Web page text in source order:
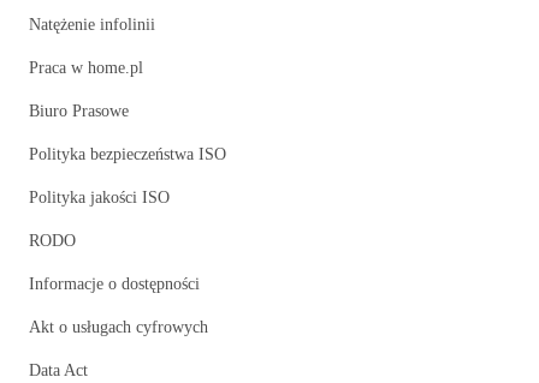
Natężenie infolinii
Praca w home.pl
Biuro Prasowe
Polityka bezpieczeństwa ISO
Polityka jakości ISO
RODO
Informacje o dostępności
Akt o usługach cyfrowych
Data Act